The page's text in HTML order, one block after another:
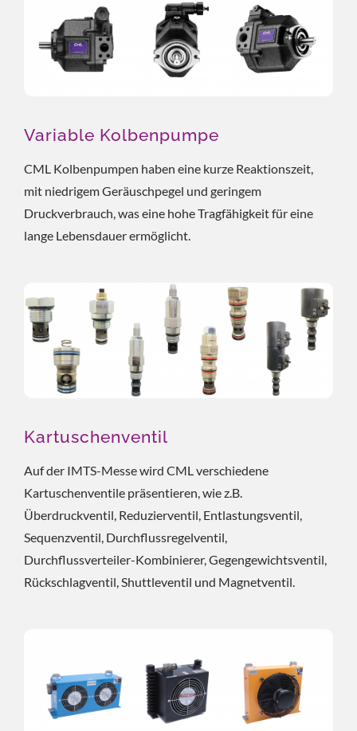
Variable Kolbenpumpe
CML Kolbenpumpen haben eine kurze Reaktionszeit,
mit niedrigem Geräuschpegel und geringem
Druckverbrauch, was eine hohe Tragfähigkeit für eine
lange Lebensdauer ermöglicht.
Kartuschenventil
Auf der IMTS-Messe wird CML verschiedene
Kartuschenventile präsentieren, wie z.B.
Überdruckventil, Reduzierventil, Entlastungsventil,
Sequenzventil, Durchflussregelventil,
Durchflussverteiler-Kombinierer, Gegengewichtsventil,
Rückschlagventil, Shuttleventil und Magnetventil.